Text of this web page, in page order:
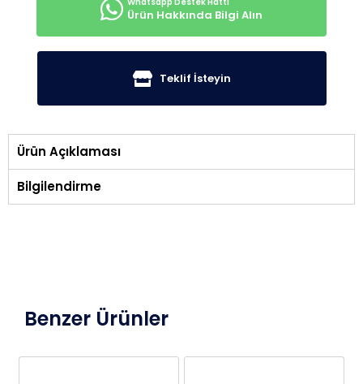
Ürün Hakkında Bilgi Alın
Teklif İsteyin
Ürün Açıklaması
Bilgilendirme
Benzer Ürünler